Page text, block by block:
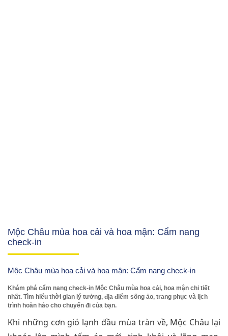
Mộc Châu mùa hoa cải và hoa mận: Cẩm nang
check-in
Mộc Châu mùa hoa cải và hoa mận: Cẩm nang check-in
Khám phá cẩm nang check-in Mộc Châu mùa hoa cải, hoa mận chi tiết
nhất. Tìm hiểu thời gian lý tưởng, địa điểm sống ảo, trang phục và lịch
trình hoàn hảo cho chuyến đi của bạn.
Khi những cơn gió lạnh đầu mùa tràn về, Mộc Châu lại